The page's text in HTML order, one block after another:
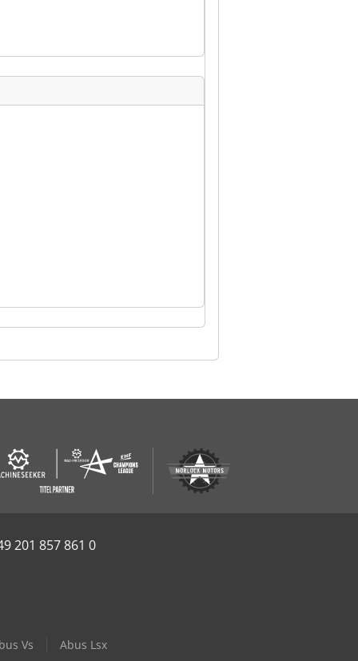
201 857 861 0
Vs Abus Lsx